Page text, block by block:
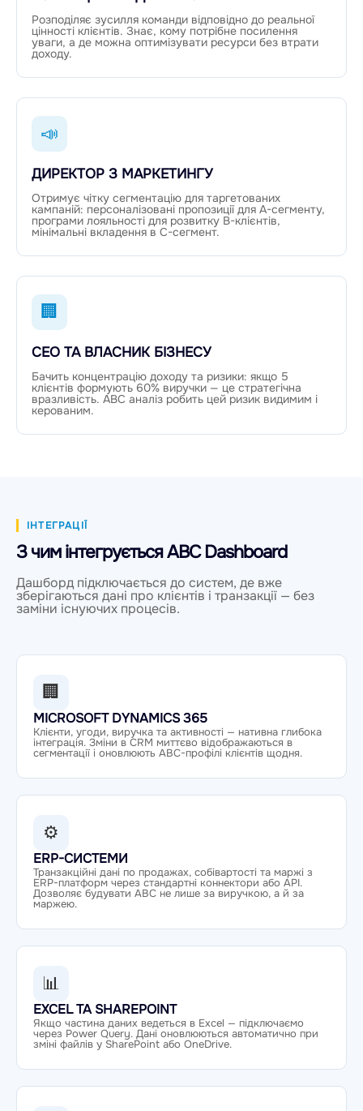
Розподіляє зусилля команди відповідно до реальної
цінності клієнтів. Знає, кому потрібне посилення
уваги, а де можна оптимізувати ресурси без втрати
доходу.
📣
ДИРЕКТОР З МАРКЕТИНГУ
Отримує чітку сегментацію для таргетованих
кампаній: персоналізовані пропозиції для A-сегменту,
програми лояльності для розвитку B-клієнтів,
мінімальні вкладення в C-сегмент.
🏢
CEO ТА ВЛАСНИК БІЗНЕСУ
Бачить концентрацію доходу та ризики: якщо 5
клієнтів формують 60% виручки — це стратегічна
вразливість. ABC аналіз робить цей ризик видимим і
керованим.
ІНТЕГРАЦІЇ
З чим інтегрується ABC Dashboard
Дашборд підключається до систем, де вже
зберігаються дані про клієнтів і транзакції — без
заміни існуючих процесів.
🏢
MICROSOFT DYNAMICS 365
Клієнти, угоди, виручка та активності — нативна глибока
інтеграція. Зміни в CRM миттєво відображаються в
сегментації і оновлюють ABC-профілі клієнтів щодня.
⚙
ERP-СИСТЕМИ
Транзакційні дані по продажах, собівартості та маржі з
ERP-платформ через стандартні коннектори або API.
Дозволяє будувати ABC не лише за виручкою, а й за
маржею.
📊
EXCEL ТА SHAREPOINT
Якщо частина даних ведеться в Excel — підключаємо
через Power Query. Дані оновлюються автоматично при
зміні файлів у SharePoint або OneDrive.